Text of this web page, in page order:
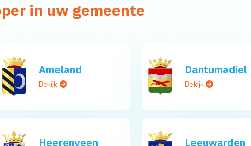
in uw gemeente
Ameland
Bekijk
Dantumadiel
Bekijk
Heerenveen Leeuwarden